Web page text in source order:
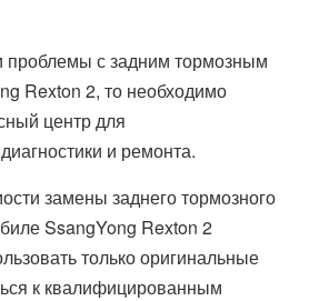
проблемы с задним тормозным
Rexton 2, то необходимо
центр для
и ремонта.
замены заднего тормозного
SsangYong Rexton 2
только оригинальные
к квалифицированным